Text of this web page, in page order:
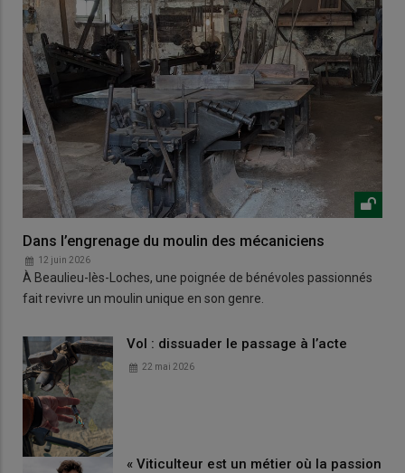
Dans l’engrenage du moulin des mécaniciens
12 juin 2026
À Beaulieu-lès-Loches, une poignée de bénévoles passionnés
fait revivre un moulin unique en son genre.
Vol : dissuader le passage à l’acte
22 mai 2026
« Viticulteur est un métier où la passion